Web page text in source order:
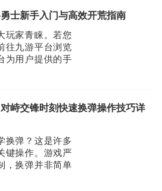
破远距离办公的低效率
描纸质笔记，复习时资料通通找得到
内容一字不漏，还能在时间轴上添加批
的思考
友、宠物的美妙瞬间
客户端和网页信息，随手捕捉每一寸灵
品，具备稳定服
士新手入门与高效开荒指南
玩家青睐。若您
往九游平台浏览
为用户提供的手
里巴巴灵犀互
猛将勇士》新手
不少玩家对该
峙交锋时刻快速换弹操作技巧详
换弹？这是许多
键操作。游戏严
，换弹并非简单
判、观察与决